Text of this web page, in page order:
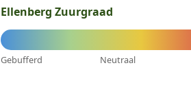
Ellenberg Zuurgraad
Gebufferd Neutraal